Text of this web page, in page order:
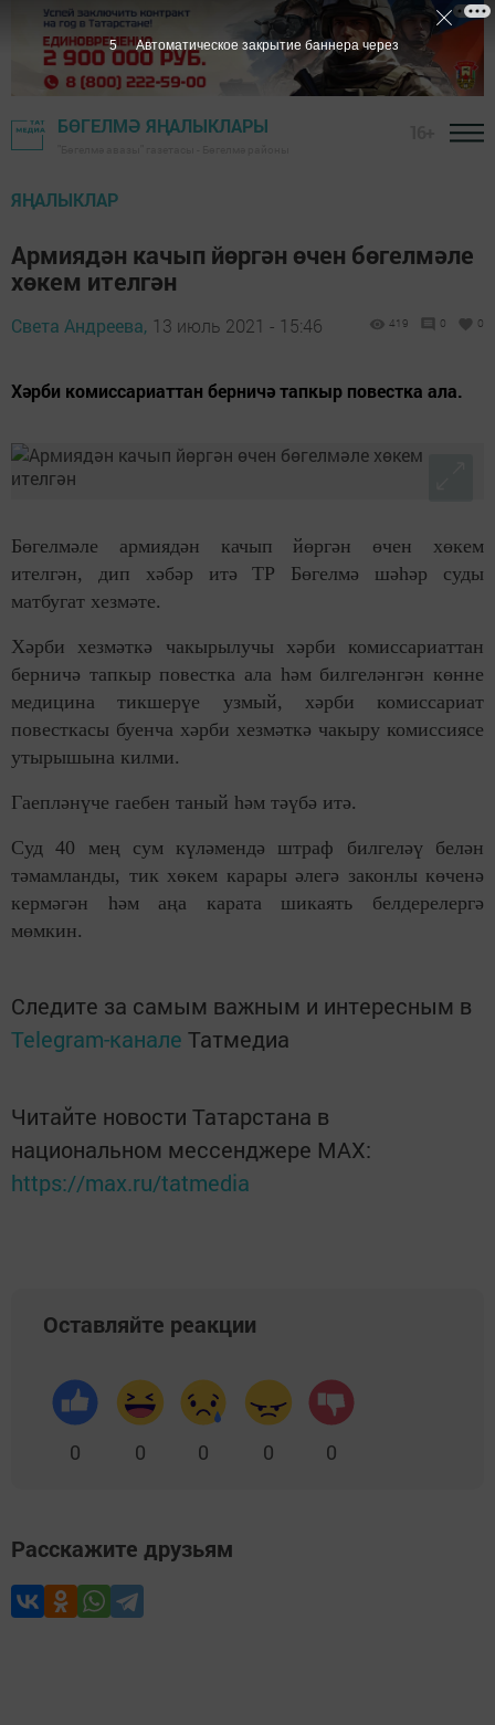
БӨГЕЛМӘ ЯҢАЛЫКЛАРЫ
ЯҢАЛЫКЛАР
Армиядән качып йөргән өчен бөгелмәле
хөкем ителгән
Света Андреева, 13 июль 2021 - 15:46 419 0 0
Хәрби комиссариаттан берничә тапкыр повестка ала.
Бөгелмәле армиядән качып йөргән өчен хөкем
ителгән, дип хәбәр итә ТР Бөгелмә шәһәр суды
матбугат хезмәте.
Хәрби хезмәткә чакырылучы хәрби комиссариаттан
берничә тапкыр повестка ала һәм билгеләнгән көнне
медицина тикшерүе узмый, хәрби комиссариат
повесткасы буенча хәрби хезмәткә чакыру комиссиясе
утырышына килми.
Гаепләнүче гаебен таный һәм тәүбә итә.
Суд 40 мең сум күләмендә штраф билгеләү белән
тәмамланды, тик хөкем карары әлегә законлы көченә
кермәгән һәм аңа карата шикаять белдерелергә
мөмкин.
Следите за самым важным и интересным в
Telegram-канале Татмедиа
Читайте новости Татарстана в
национальном мессенджере MАХ:
https://max.ru/tatmedia
Оставляйте реакции
0 0 0 0 0
Расскажите друзьям
5 Автоматическое закрытие баннера через